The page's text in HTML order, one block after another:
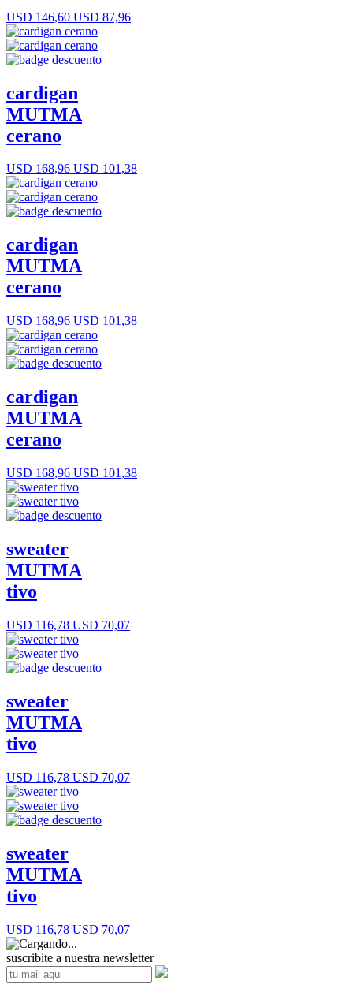
USD 146,60 USD 87,96
cardigan
MUTMA
cerano
USD 168,96 USD 101,38
cardigan
MUTMA
cerano
USD 168,96 USD 101,38
cardigan
MUTMA
cerano
USD 168,96 USD 101,38
sweater
MUTMA
tivo
USD 116,78 USD 70,07
sweater
MUTMA
tivo
USD 116,78 USD 70,07
sweater
MUTMA
tivo
USD 116,78 USD 70,07
suscribite a nuestra newsletter